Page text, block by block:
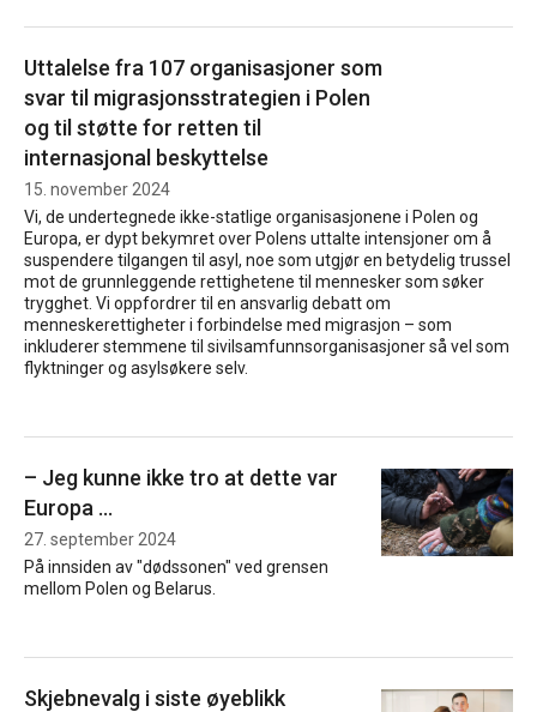
Uttalelse fra 107 organisasjoner som
svar til migrasjonsstrategien i Polen
og til støtte for retten til
internasjonal beskyttelse
15. november 2024
Vi, de undertegnede ikke-statlige organisasjonene i Polen og
Europa, er dypt bekymret over Polens uttalte intensjoner om å
suspendere tilgangen til asyl, noe som utgjør en betydelig trussel
mot de grunnleggende rettighetene til mennesker som søker
trygghet. Vi oppfordrer til en ansvarlig debatt om
menneskerettigheter i forbindelse med migrasjon – som
inkluderer stemmene til sivilsamfunnsorganisasjoner så vel som
flyktninger og asylsøkere selv.
– Jeg kunne ikke tro at dette var
Europa …
27. september 2024
På innsiden av "dødssonen" ved grensen
mellom Polen og Belarus.
Skjebnevalg i siste øyeblikk